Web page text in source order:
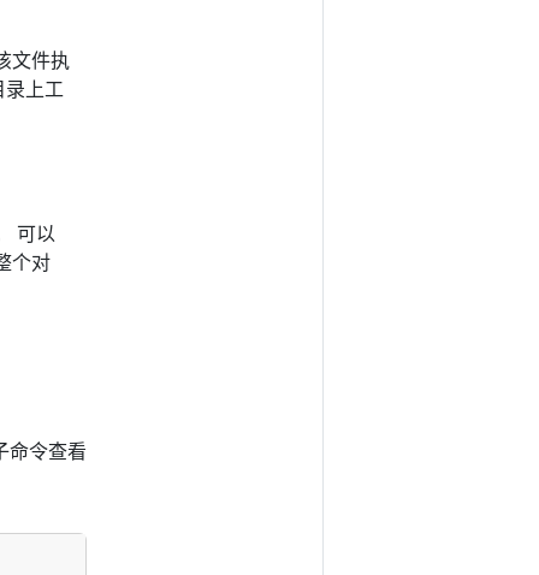
文件执
录上工
可以
个对
命令查看